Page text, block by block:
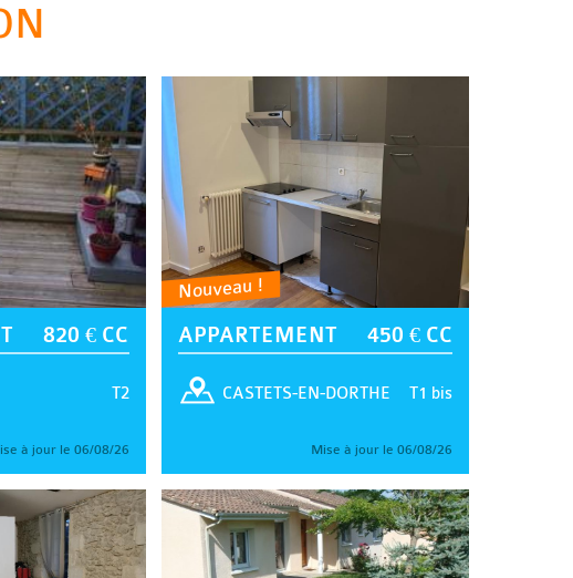
820 € CC
T2
à jour le 06/08/26
Nouveau !
APPARTEMENT 450 € CC
T1 bis
CASTETS-EN-DORTHE
Mise à jour le 06/08/26